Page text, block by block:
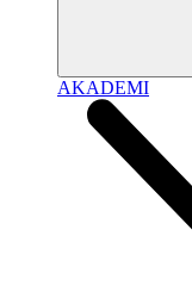
AKADEMI